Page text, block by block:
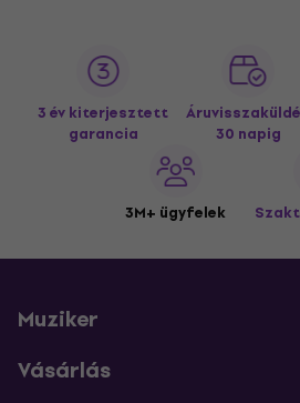
3 év kiterjesztett
garancia
30 napig
3M+ ügyfelek
Muziker
Vásárlás